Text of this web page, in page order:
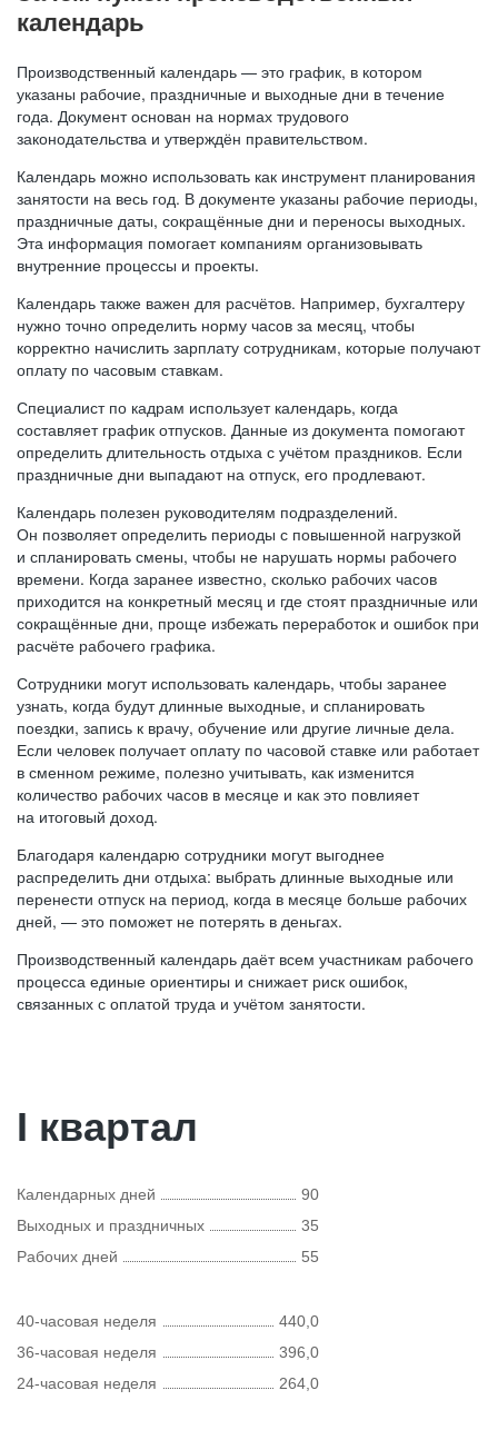
календарь
Производственный календарь — это график, в котором
указаны рабочие, праздничные и выходные дни в течение
года. Документ основан на нормах трудового
законодательства и утверждён правительством.
Календарь можно использовать как инструмент планирования
занятости на весь год. В документе указаны рабочие периоды,
праздничные даты, сокращённые дни и переносы выходных.
Эта информация помогает компаниям организовывать
внутренние процессы и проекты.
Календарь также важен для расчётов. Например, бухгалтеру
нужно точно определить норму часов за месяц, чтобы
корректно начислить зарплату сотрудникам, которые получают
оплату по часовым ставкам.
Специалист по кадрам использует календарь, когда
составляет график отпусков. Данные из документа помогают
определить длительность отдыха с учётом праздников. Если
праздничные дни выпадают на отпуск, его продлевают.
Календарь полезен руководителям подразделений.
Он позволяет определить периоды с повышенной нагрузкой
и спланировать смены, чтобы не нарушать нормы рабочего
времени. Когда заранее известно, сколько рабочих часов
приходится на конкретный месяц и где стоят праздничные или
сокращённые дни, проще избежать переработок и ошибок при
расчёте рабочего графика.
Сотрудники могут использовать календарь, чтобы заранее
узнать, когда будут длинные выходные, и спланировать
поездки, запись к врачу, обучение или другие личные дела.
Если человек получает оплату по часовой ставке или работает
в сменном режиме, полезно учитывать, как изменится
количество рабочих часов в месяце и как это повлияет
на итоговый доход.
Благодаря календарю сотрудники могут выгоднее
распределить дни отдыха: выбрать длинные выходные или
перенести отпуск на период, когда в месяце больше рабочих
дней, — это поможет не потерять в деньгах.
Производственный календарь даёт всем участникам рабочего
процесса единые ориентиры и снижает риск ошибок,
связанных с оплатой труда и учётом занятости.
I квартал
Календарных дней
90
Выходных и праздничных
35
Рабочих дней
55
40-часовая неделя
440,0
36-часовая неделя
396,0
24-часовая неделя
264,0